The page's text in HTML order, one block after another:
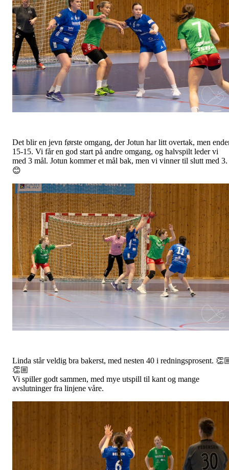
Det blir en jevn første omgang, der Jotun har litt overtak, men
15-15. Vi får en god start på andre omgang, og halvspilt leder vi
med 3 mål. Jotun kommer et mål bak, men vi vinner til slutt med 3.
😊
Linda står veldig bra bakerst, med nesten 40 i redningsprosent.
👏🏼
Vi spiller godt sammen, med mye utspill til kant og mange
avslutninger fra linjene våre.